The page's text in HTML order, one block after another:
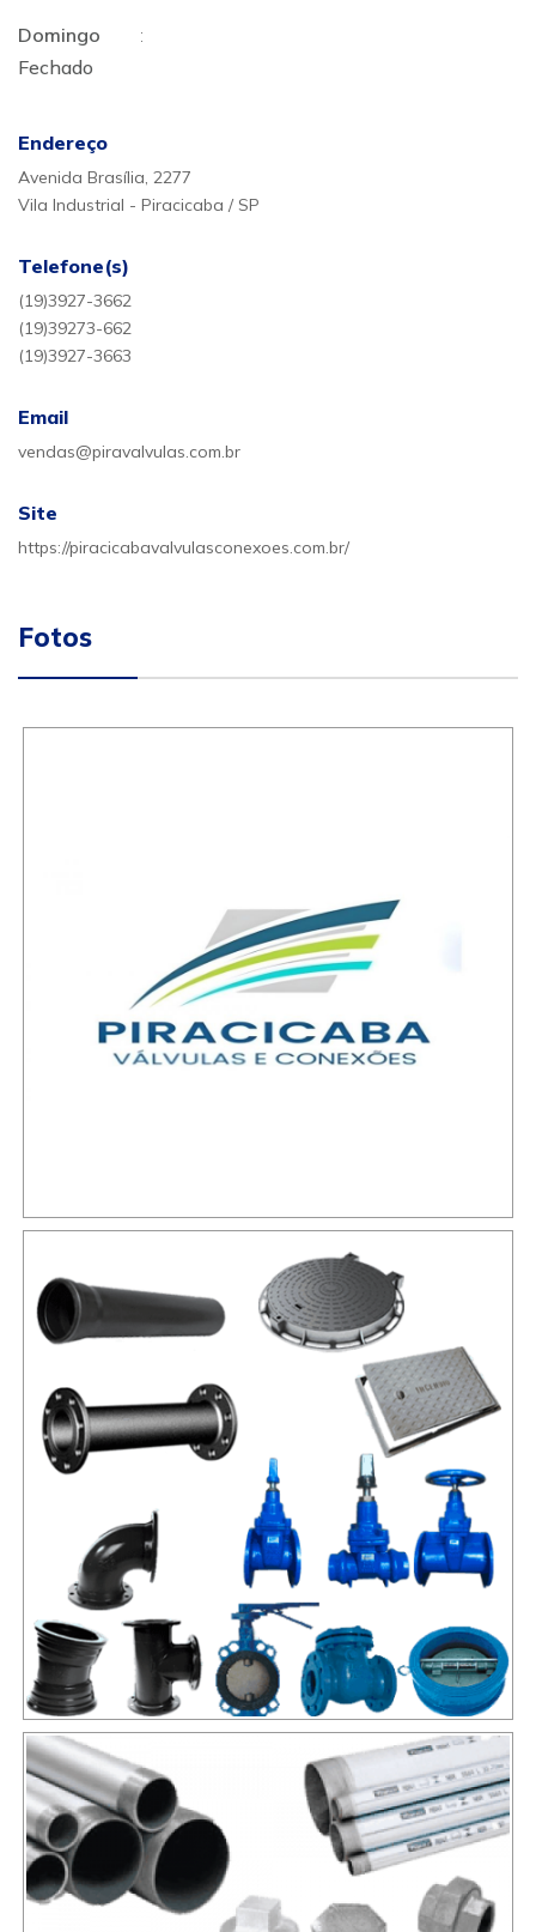
Domingo
:
Fechado
Endereço
Avenida Brasília, 2277
Vila Industrial - Piracicaba / SP
Telefone(s)
(19)3927-3662
(19)39273-662
(19)3927-3663
Email
vendas@piravalvulas.com.br
Site
https://piracicabavalvulasconexoes.com.br/
Fotos